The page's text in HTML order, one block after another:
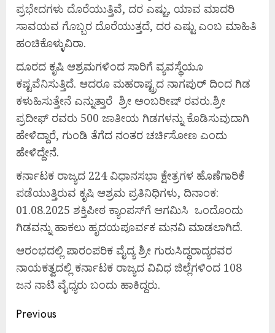
ಪ್ರಭೇದಗಳು ದೊರೆಯುತ್ತಿವೆ, ದರ ಎಷ್ಟು, ಯಾವ ಮಾದರಿ
ಸಾವಯವ ಗೊಬ್ಬರ ದೊರೆಯುತ್ತದೆ, ದರ ಎಷ್ಟು ಎಂಬ ಮಾಹಿತಿ
ಹಂಚಿಕೊಳ್ಳುವಿರಾ.
ದೂರದ ಕೃಷಿ ಆಶ್ರಮಗಳಿಂದ ಸಾರಿಗೆ ವ್ಯವಸ್ಥೆಯೂ
ಕಷ್ಟವೆನಿಸುತ್ತಿದೆ. ಆದರೂ ಮಹರಾಷ್ಟ್ರದ ನಾಗಪುರ್ ದಿಂದ ಗಿಡ
ಕಳುಹಿಸುತ್ತೇನೆ ಎನ್ನುತ್ತಾರೆ ಶ್ರೀ ಅಂಬರೀಷ್ ರವರು.ಶ್ರೀ
ಪ್ರದೀಫ್ ರವರು 500 ಜಾತೀಯ ಗಿಡಗಳನ್ನು ಕೊಡಿಸುವುದಾಗಿ
ಹೇಳಿದ್ದಾರೆ, ಗುಂಡಿ ತೆಗೆದ ನಂತರ ಚರ್ಚಿಸೋಣ ಎಂದು
ಹೇಳಿದ್ದೇನೆ.
ಕರ್ನಾಟಕ ರಾಜ್ಯದ 224 ವಿಧಾನಸಭಾ ಕ್ಷೇತ್ರಗಳ ಹೊಣೆಗಾರಿಕೆ
ಪಡೆಯುತ್ತಿರುವ ಕೃಷಿ ಆಶ್ರಮ ಪ್ರತಿನಿಧಿಗಳು, ದಿನಾಂಕ:
01.08.2025 ಶಕ್ತಿಪೀಠ ಕ್ಯಾಂಪಸ್‍ಗೆ ಆಗಮಿಸಿ ಒಂದೊಂದು
ಗಿಡವನ್ನು ಹಾಕಲು ಹೃದಯಪೂರ್ವಕ ಮನವಿ ಮಾಡಲಾಗಿದೆ.
ಆರಂಭದಲ್ಲಿ ಪಾರಂಪರಿಕ ವೈದ್ಯ ಶ್ರೀ ಗುರುಸಿದ್ಧರಾದ್ಯರವರ
ನಾಯಕತ್ವದಲ್ಲಿ ಕರ್ನಾಟಕ ರಾಜ್ಯದ ವಿವಿಧ ಜಿಲ್ಲೆಗಳಿಂದ 108
ಜನ ನಾಟಿ ವೈಧ್ಯರು ಬಂದು ಹಾಕಿದ್ದರು.
Previous